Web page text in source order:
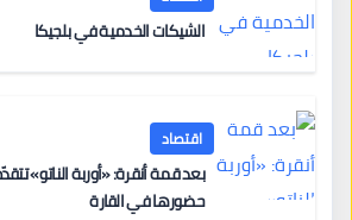
الشيكات الخدمية في بلجيكا
اقتصاد
بعد قمة أنقرة: «أوربة الناتو»
حضورها في القارة